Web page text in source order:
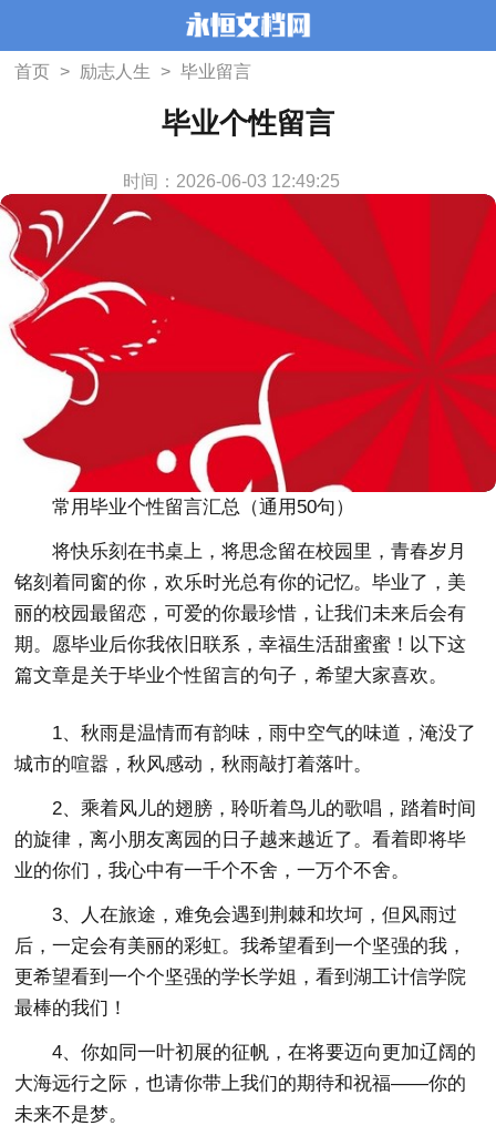
首页 > 励志人生 > 毕业留言
毕业个性留言
时间：2026-06-03 12:49:25
常用毕业个性留言汇总（通用50句）
将快乐刻在书桌上，将思念留在校园里，青春岁月
铭刻着同窗的你，欢乐时光总有你的记忆。毕业了，美
丽的校园最留恋，可爱的你最珍惜，让我们未来后会有
期。愿毕业后你我依旧联系，幸福生活甜蜜蜜！以下这
篇文章是关于毕业个性留言的句子，希望大家喜欢。
1、秋雨是温情而有韵味，雨中空气的味道，淹没了
城市的喧嚣，秋风感动，秋雨敲打着落叶。
2、乘着风儿的翅膀，聆听着鸟儿的歌唱，踏着时间
的旋律，离小朋友离园的日子越来越近了。看着即将毕
业的你们，我心中有一千个不舍，一万个不舍。
3、人在旅途，难免会遇到荆棘和坎坷，但风雨过
后，一定会有美丽的彩虹。我希望看到一个坚强的我，
更希望看到一个个坚强的学长学姐，看到湖工计信学院
最棒的我们！
4、你如同一叶初展的征帆，在将要迈向更加辽阔的
大海远行之际，也请你带上我们的期待和祝福——你的
未来不是梦。